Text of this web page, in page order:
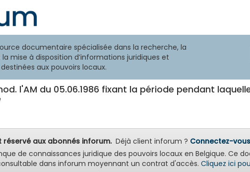
documentaire spécialisée dans la recherche, la
mise à disposition d’informations juridiques et
aux pouvoirs locaux.
l'AM du 05.06.1986 fixant la période pendant
réservé aux abonnés inforum.Déjà client inforum ? Connectez-vous
de connaissances juridique des pouvoirs locaux en Belgique. Ce
dans inforum moyennant un contrat d'accès. Cliquez ici